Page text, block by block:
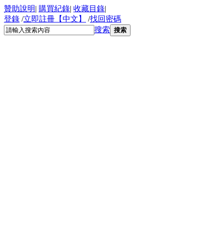
贊助說明| 購買紀錄| 收藏目錄|
登錄 /立即註冊【中文】 /找回密碼
搜索 搜索